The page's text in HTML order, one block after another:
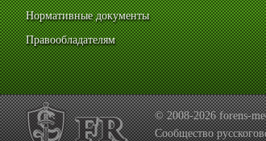
Нормативные документы
Правообладателям
© 2008-2026 forens-
Сообщество